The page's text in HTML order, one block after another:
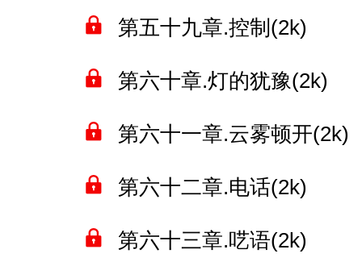
第五十九章.控制(2k)
第六十章.灯的犹豫(2k)
第六十一章.云雾顿开(2k)
第六十二章.电话(2k)
第六十三章.呓语(2k)